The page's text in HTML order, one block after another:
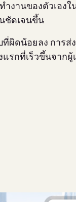
งานของตัวเองใ
ชัดเจนขึ้น
ผิดน้อยลง การส่
รกที่เร็วขึ้นจากผู้